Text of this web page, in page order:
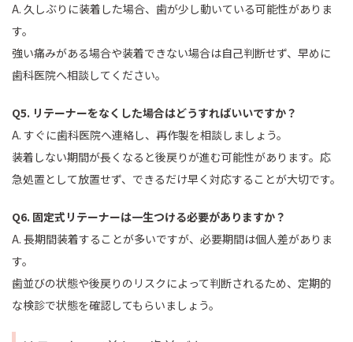
A. 久しぶりに装着した場合、歯が少し動いている可能性がありま
す。
強い痛みがある場合や装着できない場合は自己判断せず、早めに
歯科医院へ相談してください。
Q5. リテーナーをなくした場合はどうすればいいですか？
A. すぐに歯科医院へ連絡し、再作製を相談しましょう。
装着しない期間が長くなると後戻りが進む可能性があります。応
急処置として放置せず、できるだけ早く対応することが大切です。
Q6. 固定式リテーナーは一生つける必要がありますか？
A. 長期間装着することが多いですが、必要期間は個人差がありま
す。
歯並びの状態や後戻りのリスクによって判断されるため、定期的
な検診で状態を確認してもらいましょう。